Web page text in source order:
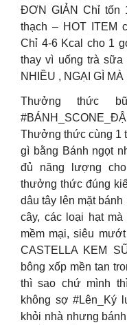
ĐƠN GIẢN Chỉ tốn
thạch – HOT ITEM
Chỉ 4-6 Kcal cho 1
thay vì uống trà sữa
NHIỀU , NGẠI GÌ
Thưởng thức
Thưởng thức cùng 1
gì bằng Bánh ngọt
đủ năng lượng
thưởng thức đúng
dâu tây lên mặt bánh
cây, các loại hạt mà
mềm mại, siêu
CASTELLA KEM
bông xốp mền tan
thì sao chứ mình
không sợ #Lên_Ký
khỏi nhà nhưng